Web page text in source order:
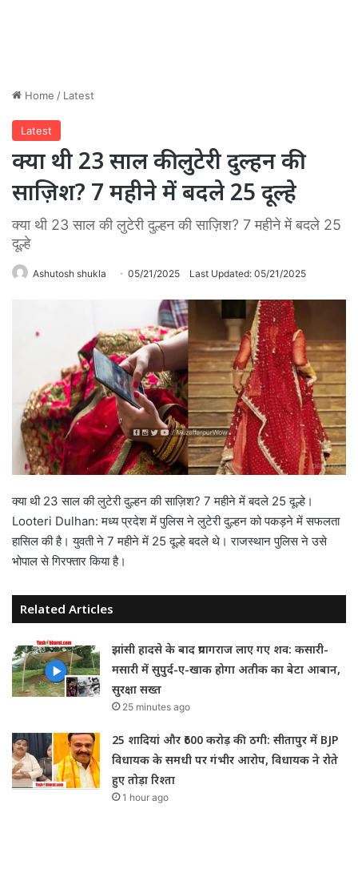
Home / Latest
Latest
क्या थी 23 साल की लुटेरी दुल्हन की
साज़िश? 7 महीने में बदले 25 दूल्हे
क्या थी 23 साल की लुटेरी दुल्हन की साज़िश? 7 महीने में बदले 25
दूल्हे
Ashutosh shukla 05/21/2025 Last Updated: 05/21/2025
क्या थी 23 साल की लुटेरी दुल्हन की साज़िश? 7 महीने में बदले 25 दूल्हे।
Looteri Dulhan: मध्य प्रदेश में पुलिस ने लुटेरी दुल्हन को पकड़ने में सफलता
हासिल की है। युवती ने 7 महीने में 25 दूल्हे बदले थे। राजस्थान पुलिस ने उसे
भोपाल से गिरफ्तार किया है।
Related Articles
झांसी हादसे के बाद प्रयागराज लाए गए शव: कसारी-
मसारी में सुपुर्द-ए-खाक होगा अतीक का बेटा आबान,
सुरक्षा सख्त
25 minutes ago
25 शादियां और ₹600 करोड़ की ठगी: सीतापुर में BJP
विधायक के समधी पर गंभीर आरोप, विधायक ने रोते
हुए तोड़ा रिश्ता
1 hour ago